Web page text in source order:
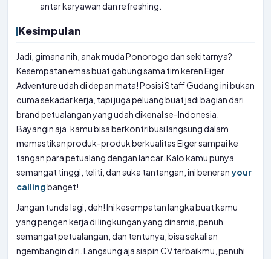
antar karyawan dan refreshing.
Kesimpulan
Jadi, gimana nih, anak muda Ponorogo dan sekitarnya?
Kesempatan emas buat gabung sama tim keren Eiger
Adventure udah di depan mata! Posisi Staff Gudang ini bukan
cuma sekadar kerja, tapi juga peluang buat jadi bagian dari
brand petualangan yang udah dikenal se-Indonesia.
Bayangin aja, kamu bisa berkontribusi langsung dalam
memastikan produk-produk berkualitas Eiger sampai ke
tangan para petualang dengan lancar. Kalo kamu punya
semangat tinggi, teliti, dan suka tantangan, ini beneranyour
callingbanget!
Jangan tunda lagi, deh! Ini kesempatan langka buat kamu
yang pengen kerja di lingkungan yang dinamis, penuh
semangat petualangan, dan tentunya, bisa sekalian
ngembangin diri. Langsung aja siapin CV terbaikmu, penuhi